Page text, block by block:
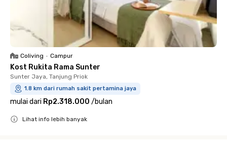
Coliving • Campur
Kost Rukita Rama Sunter
Sunter Jaya, Tanjung Priok
1.8 km dari rumah sakit pertamina jaya
mulai dari Rp2.318.000 /bulan
Lihat info lebih banyak